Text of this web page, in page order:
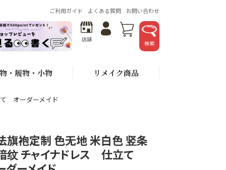
ご利用ガイド よくある質問 お問い合わせ
店舗
検索
・履物・小物 リメイク商品
オーダーメイド
旗袍定制 色无地 米白色 竖条
纹 チャイナドレス 仕立て